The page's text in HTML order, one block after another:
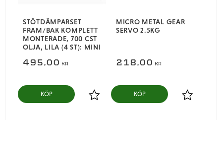
STÖTDÄMPARSET
FRAM/BAK KOMPLETT
MONTERADE, 700 CST
OLJA, LILA (4 ST): MINI
495,00 KR
Lägg till i favoriter
KÖP
MICRO METAL GEAR
SERVO 2.5KG
218,00 KR
Lägg till i
KÖP